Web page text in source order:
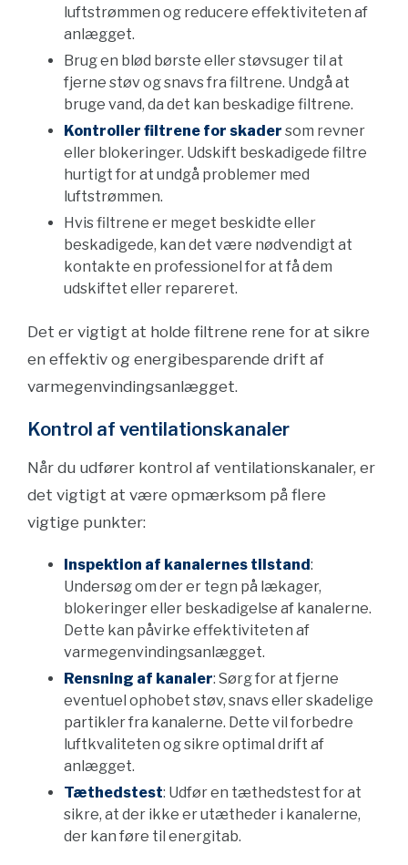
luftstrømmen og reducere effektiviteten af
anlægget.
Brug en blød børste eller støvsuger til at
fjerne støv og snavs fra filtrene. Undgå at
bruge vand, da det kan beskadige filtrene.
Kontroller filtrene for skader som revner
eller blokeringer. Udskift beskadigede filtre
hurtigt for at undgå problemer med
luftstrømmen.
Hvis filtrene er meget beskidte eller
beskadigede, kan det være nødvendigt at
kontakte en professionel for at få dem
udskiftet eller repareret.
Det er vigtigt at holde filtrene rene for at sikre
en effektiv og energibesparende drift af
varmegenvindingsanlægget.
Kontrol af ventilationskanaler
Når du udfører kontrol af ventilationskanaler, er
det vigtigt at være opmærksom på flere
vigtige punkter:
Inspektion af kanalernes tilstand:
Undersøg om der er tegn på lækager,
blokeringer eller beskadigelse af kanalerne.
Dette kan påvirke effektiviteten af
varmegenvindingsanlægget.
Rensning af kanaler: Sørg for at fjerne
eventuel ophobet støv, snavs eller skadelige
partikler fra kanalerne. Dette vil forbedre
luftkvaliteten og sikre optimal drift af
anlægget.
Tæthedstest: Udfør en tæthedstest for at
sikre, at der ikke er utætheder i kanalerne,
der kan føre til energitab.